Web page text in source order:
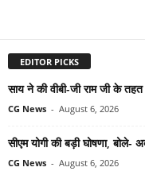
EDITOR PICKS
साय ने की वीबी-जी राम जी के
CG News - August 6, 2026
सीएम योगी की बड़ी घोषणा,
CG News - August 6, 2026